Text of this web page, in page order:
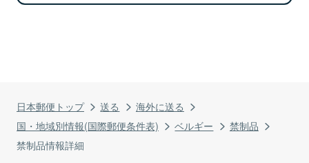
日本郵便トップ 送る
海外に送る
国・地域別情報(国際郵便条件表)
ベルギー
禁制品
禁制品情報詳細